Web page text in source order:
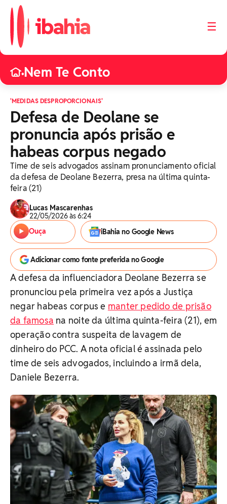
☰
•Nem Te Conto
'MEDIDAS DESPROPORCIONAIS'
Defesa de Deolane se
pronuncia após prisão e
habeas corpus negado
Time de seis advogados assinam pronunciamento oficial
da defesa de Deolane Bezerra, presa na última quinta-
feira (21)
Lucas Mascarenhas
22/05/2026 às 6:24
Ouça
iBahia no Google News
Adicionar como fonte preferida no Google
A defesa da influenciadora Deolane Bezerra se
pronunciou pela primeira vez após a Justiça
negar habeas corpus e manter pedido de prisão
da famosa na noite da última quinta-feira (21), em
operação contra suspeita de lavagem de
dinheiro do PCC. A nota oficial é assinada pelo
time de seis advogados, incluindo a irmã dela,
Daniele Bezerra.